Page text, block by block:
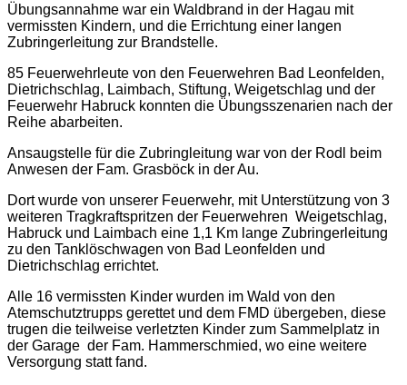
Übungsannahme war ein Waldbrand in der Hagau mit
vermissten Kindern, und die Errichtung einer langen
Zubringerleitung zur Brandstelle.
85 Feuerwehrleute von den Feuerwehren Bad Leonfelden,
Dietrichschlag, Laimbach, Stiftung, Weigetschlag und der
Feuerwehr Habruck konnten die Übungsszenarien nach der
Reihe abarbeiten.
Ansaugstelle für die Zubringleitung war von der Rodl beim
Anwesen der Fam. Grasböck in der Au.
Dort wurde von unserer Feuerwehr, mit Unterstützung von 3
weiteren Tragkraftspritzen der Feuerwehren Weigetschlag,
Habruck und Laimbach eine 1,1 Km lange Zubringerleitung
zu den Tanklöschwagen von Bad Leonfelden und
Dietrichschlag errichtet.
Alle 16 vermissten Kinder wurden im Wald von den
Atemschutztrupps gerettet und dem FMD übergeben, diese
trugen die teilweise verletzten Kinder zum Sammelplatz in
der Garage der Fam. Hammerschmied, wo eine weitere
Versorgung statt fand.